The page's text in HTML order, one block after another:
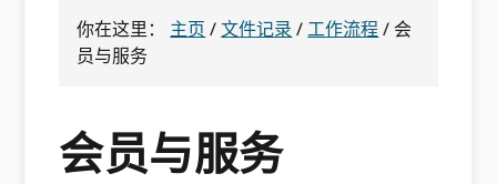
你在这里： 主页 /文件记录 /工作流程 / 会
员与服务
会员与服务